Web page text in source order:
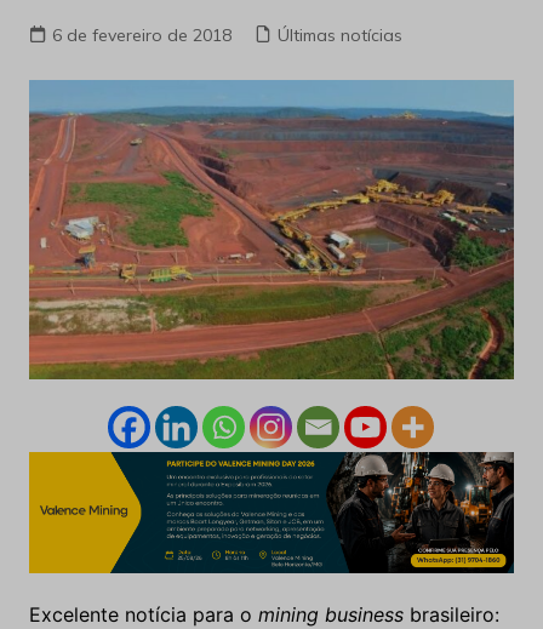
6 de fevereiro de 2018 Últimas notícias
Excelente notícia para o mining businessbrasileiro: